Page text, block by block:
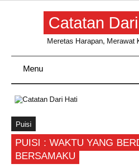
Skip
Catatan
Meretas Harapan, Merawat
Menu
Puisi
PUISI : WAKTU YANG
BERSAMAKU